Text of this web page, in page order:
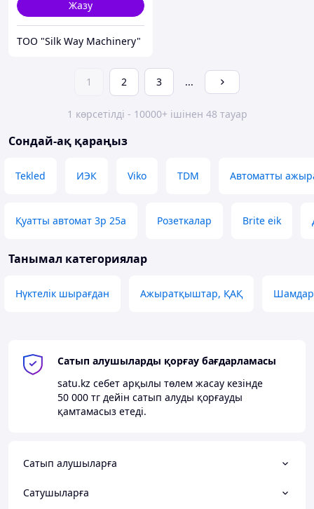
Жазу
TOO "Silk Way Machinery"
1 2 3 ...
1 көрсетілді - 10000+ ішінен 48 тауар
Сондай-ақ қараңыз
Tekled ИЭК Viko TDM Автоматты
Қуатты автомат 3р 25а Розеткалар Brite eik
Танымал категориялар
Нүктелік шырағдан Ажыратқыштар, ҚАҚ Шамдар
Сатып алушыларды қорғау бағдарламасы
satu.kz себет арқылы төлем жасау кезінде
50 000 тг дейін сатып алуды қорғауды
қамтамасыз етеді.
Сатып алушыларға
Сатушыларға